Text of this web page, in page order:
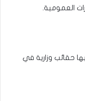
العمومية.
حقائب وزارية في